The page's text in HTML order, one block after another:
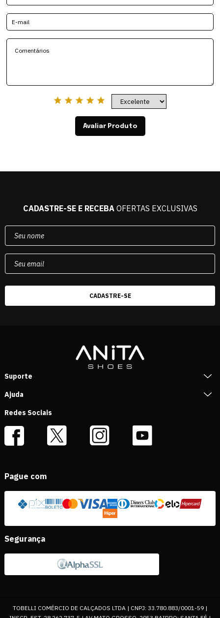
Avaliar Produto
CADASTRE-SE E RECEBAOFERTAS EXCLUSIVAS
Suporte
Ajuda
Redes Sociais
Pague com
Segurança
TOBELLI COMÉRCIO DE CALÇADOS LTDA | CNPJ: 33.780.883/0001-59 |